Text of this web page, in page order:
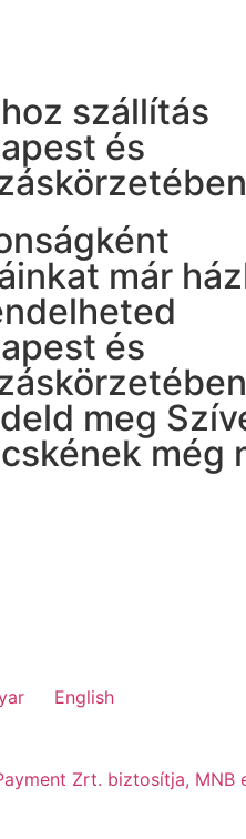
szállítás
és
már
és
meg
még
English
Zrt. biztosítja, MNB